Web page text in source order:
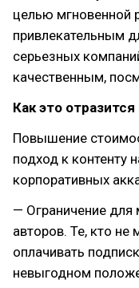
целью мгновенной
привлекательным
серьезных
качественным,
Как это отразится
Повышение
подход к контенту
корпоративных
— Ограничение для
авторов. Те, кто
оплачивать
невыгодном